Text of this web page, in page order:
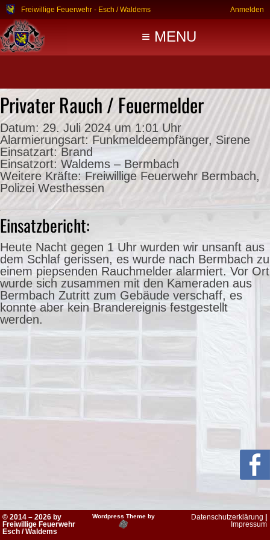
Freiwillige Feuerwehr - Esch / Waldems Anmelden
≡ MENU
Privater Rauch / Feuermelder
Datum: 29. Juli 2024 um 1:01 Uhr
Alarmierungsart: Funkmeldeempfänger, Sirene
Einsatzart: Brand
Einsatzort: Waldems – Bermbach
Weitere Kräfte: Freiwillige Feuerwehr Bermbach,
Polizei Westhessen
Einsatzbericht:
Heute Nacht gegen 1 Uhr wurden wir unsanft aus
dem Schlaf gerissen, es wurde nach Bermbach zu
einem piepsenden Rauchmelder alarmiert. Vor Ort
wurde sich zusammen mit den Kameraden aus
Bermbach Zutritt zum Gebäude verschaff, es
konnte aber kein Brandereignis festgestellt
werden.
© 2014 – 2026 by
Freiwillige Feuerwehr
Esch / Waldems
Wordpress Theme by Datenschutzerklärung
Impressum